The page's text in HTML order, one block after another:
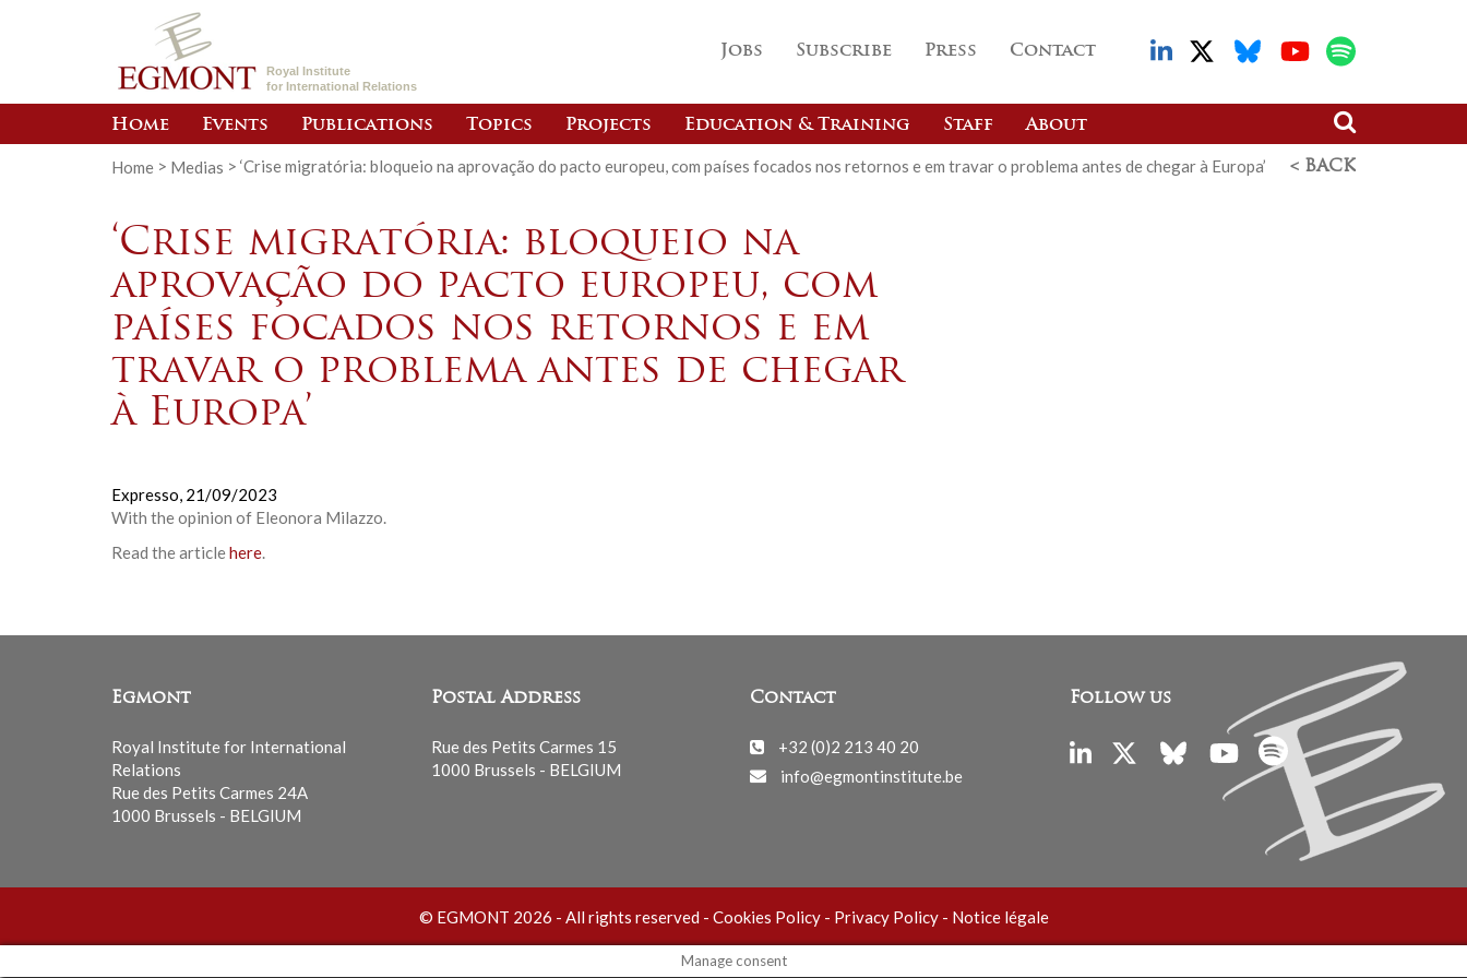
Royal Institute
for International Relations
Jobs Subscribe Press Contact
Home Events Publications Topics Projects Education & Training Staff About
Home > Medias > ‘Crise migratória: bloqueio na aprovação do pacto europeu, com países focados nos retornos e em travar o problema antes de chegar à Europa’ < BACK
‘Crise migratória: bloqueio na
aprovação do pacto europeu, com
países focados nos retornos e em
travar o problema antes de chegar
à Europa’
Expresso, 21/09/2023
With the opinion of Eleonora Milazzo.
Read the articlehere.
Egmont
Royal Institute for International
Relations
Rue des Petits Carmes 24A
1000 Brussels - BELGIUM
Postal Address
Rue des Petits Carmes 15
1000 Brussels - BELGIUM
Contact
+32 (0)2 213 40 20
info@egmontinstitute.be
Follow us
© EGMONT 2026 - All rights reserved - Cookies Policy- Privacy Policy- Notice légale
Manage consent